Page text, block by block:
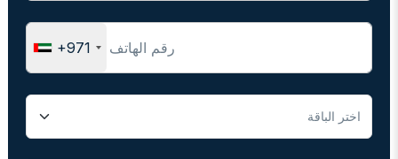
رقم الهاتف
+971
اسم الحزمة